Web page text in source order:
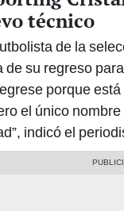
técnico
de la
su regreso
porque
el único
indicó el